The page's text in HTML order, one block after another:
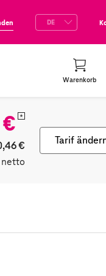
Warenkorb
*
€
netto
Tarif